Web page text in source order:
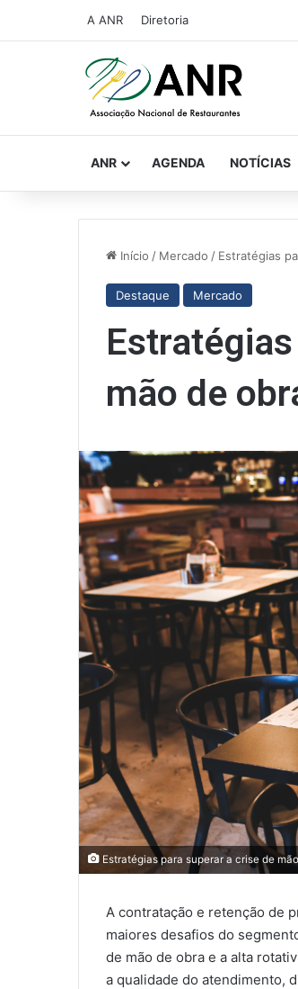
A ANR Diretoria
ANR AGENDA NOTÍCIAS
Início / Mercado / Estratégias
Destaque Mercado
mão de
Estratégias para superar a crise de
A contratação e retenção de
maiores desafios do
de mão de obra e a alta
a qualidade do atendimento,